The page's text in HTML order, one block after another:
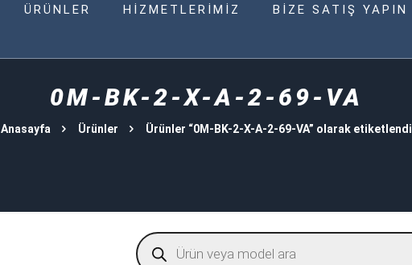
ÜRÜNLER HİZMETLERİMİZ BİZE SATIŞ YAPIN
0M-BK-2-X-A-2-69-VA
Anasayfa Ürünler Ürünler “0M-BK-2-X-A-2-69-VA” olarak etiketlendi
Products
search